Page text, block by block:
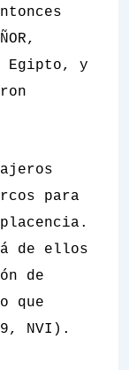
Egipto, y
para
de ellos
de
que
NVI).